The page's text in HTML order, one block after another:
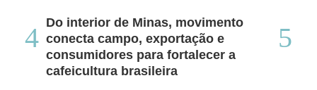
Do interior de Minas, movimento
conecta campo, exportação e
consumidores para fortalecer a
cafeicultura brasileira